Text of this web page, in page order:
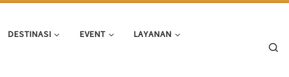
DESTINASI EVENT LAYANAN